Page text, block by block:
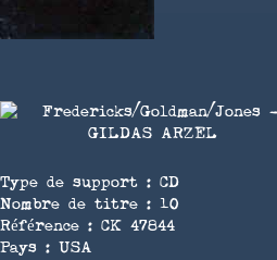
Type de support : CD
Nombre de titre : 10
Référence : CK 47844
Pays : USA